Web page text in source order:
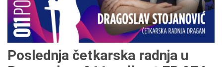
Poslednja četkarska radnja u